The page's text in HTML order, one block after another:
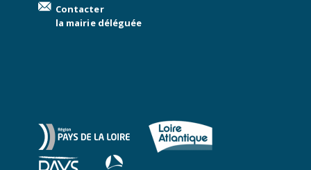
Contacter
la mairie déléguée